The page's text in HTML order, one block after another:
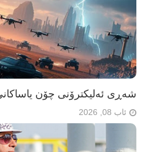
شەڕی ئەلیکترۆنی چۆن
ئاب 08, 2026